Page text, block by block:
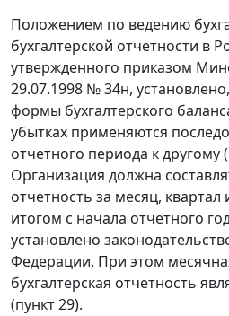
Положением по ведению
бухгалтерской отчетности в
утвержденного приказом
29.07.1998 № 34н,
формы бухгалтерского
убытках применяются
отчетного периода к другому
Организация должна
отчетность за месяц,
итогом с начала отчетного
установлено
Федерации. При этом
бухгалтерская отчетность
(пункт 29).